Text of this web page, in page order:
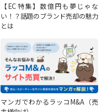
【EC特集】数億円も夢じゃな
い！？話題のブランド売却の魅力
とは
マンガでわかるラッコM&A（売